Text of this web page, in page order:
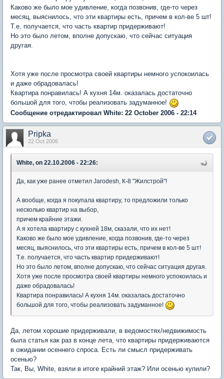
Каково же было мое удивление, когда позвонив, где-то через
месяц, выяснилось, что эти квартиры есть, причем в кол-ве 5 шт!
Т.е. получается, что часть квартир придерживают!
Но это было летом, вполне допускаю, что сейчас ситуация
другая.
Хотя уже после просмотра своей квартиры немного успокоилась
и даже обрадовалась!
Квартира понравилась! А кухня 14м. оказалась достаточно
большой для того, чтобы реализовать задуманное!
Сообщение отредактировал White: 22 October 2006 - 22:14
Pripka
22 Oct 2006
White, on 22.10.2006 - 22:26:
Да, как уже ранее отметил Jarodesh, К-8 "Жилстрой"!
А вообще, когда я покупала квартиру, то предложили только
несколько квартир на выбор,
причем крайние этажи.
А я хотела квартиру с кухней 18м, сказали, что их нет!
Каково же было мое удивление, когда позвонив, где-то через
месяц, выяснилось, что эти квартиры есть, причем в кол-ве 5 шт!
Т.е. получается, что часть квартир придерживают!
Но это было летом, вполне допускаю, что сейчас ситуация другая.
Хотя уже после просмотра своей квартиры немного успокоилась и
даже обрадовалась!
Квартира понравилась! А кухня 14м. оказалась достаточно
большой для того, чтобы реализовать задуманное!
Да, летом хорошие придерживали, в ведомостях/недвижимость
была статья как раз в конце лета, что квартиры придерживаются
в ожидании осеннего спроса. Есть ли смысл придерживать
осенью?
Так, Вы, White, взяли в итоге крайний этаж? Или осенью купили?